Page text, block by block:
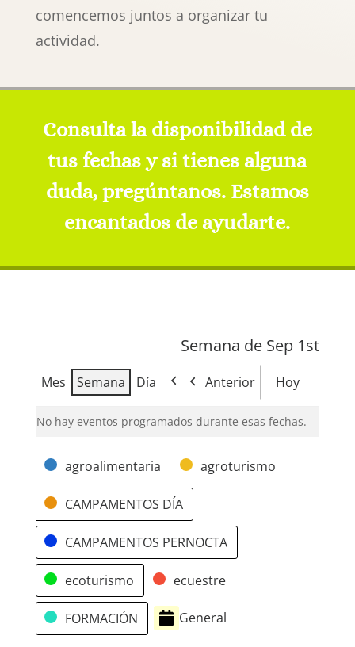
comencemos juntos a organizar tu
actividad.
Consulta la disponibilidad de
tus fechas y si tienes alguna
duda, pregúntanos. Estamos
encantados de ayudarte.
Semana de Sep 1st
Mes Semana Día Anterior Hoy
No hay eventos programados durante esas fechas.
Categoríasagroalimentaria agroturismo
CAMPAMENTOS DÍA
CAMPAMENTOS PERNOCTA
ecoturismo ecuestre
FORMACIÓN General